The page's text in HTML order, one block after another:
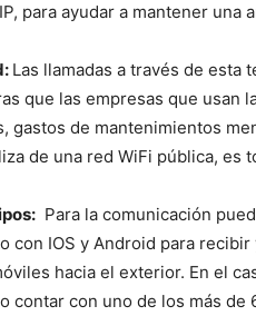
para ayudar a mantener una
Las llamadas a través de esta
que las empresas que usan
gastos de mantenimientos
de una red WiFi pública, es
Para la comunicación
con IOS y Android para
hacia el exterior. En el
contar con uno de los más de